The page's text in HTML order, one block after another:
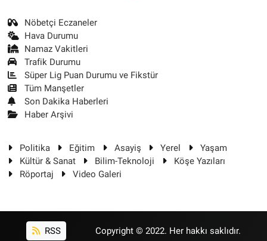
Nöbetçi Eczaneler
Hava Durumu
Namaz Vakitleri
Trafik Durumu
Süper Lig Puan Durumu ve Fikstür
Tüm Manşetler
Son Dakika Haberleri
Haber Arşivi
Politika Eğitim Asayiş Yerel
Yaşam
Kültür & Sanat
Bilim-Teknoloji
Köşe Yazıları
Röportaj
Video Galeri
RSS Copyright © 2022. Her hakkı saklıdır.